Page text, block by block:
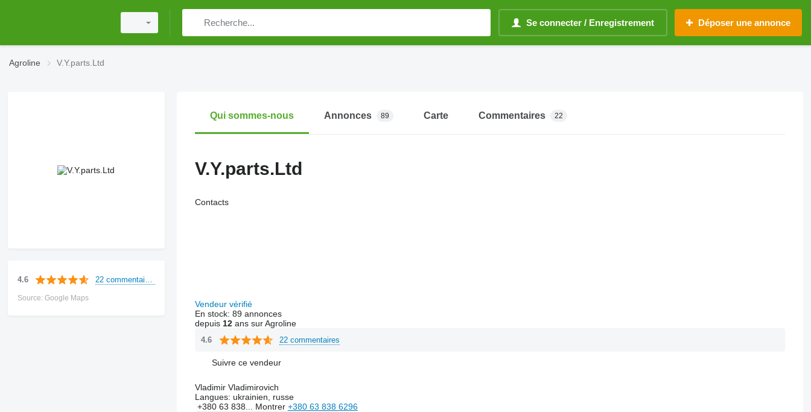
Se connecter / Enregistrement Déposer une annonce
Agroline V.Y.parts.Ltd
4.6
Source: Google Maps
Qui sommes-nous Annonces 89 Carte Commentaires 22
V.Y.parts.Ltd
Contacts
Vendeur vérifié
En stock: 89 annonces
depuis 12ans sur Agroline
4.6 22 commentaires
Suivre ce vendeur
Vladimir Vladimirovich
Langues: ukrainien, russe
+380 63 838... Montrer +380 63 838 6296